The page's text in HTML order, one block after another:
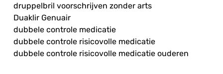
druppelbril voorschrijven zonder arts
Duaklir Genuair
dubbele controle medicatie
dubbele controle risicovolle medicatie
dubbele controle risicovolle medicatie ouderen